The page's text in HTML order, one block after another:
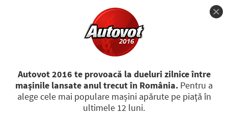
Autovot 2016 te provoacă la dueluri zilnice între
maşinile lansate anul trecut în România. Pentru a
alege cele mai populare mașini apărute pe piaţă în
ultimele 12 luni.
CÂŞTIGĂTORI PREMII REGULAMENT
GHIDUL BUNELOR MANIERE